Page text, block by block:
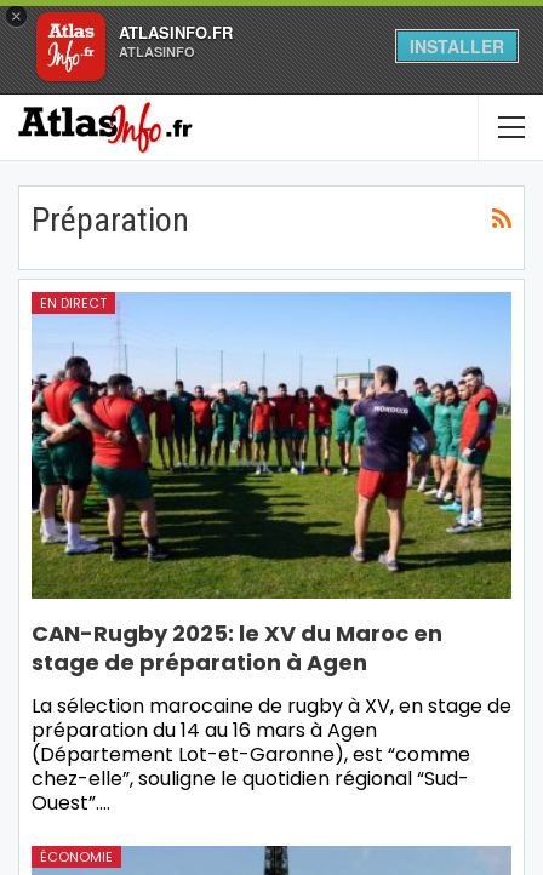
×
ATLASINFO.FR
ATLASINFO INSTALLER
Préparation
EN DIRECT
CAN-Rugby 2025: le XV du Maroc en
stage de préparation à Agen
La sélection marocaine de rugby à XV, en stage de
préparation du 14 au 16 mars à Agen
(Département Lot-et-Garonne), est “comme
chez-elle”, souligne le quotidien régional “Sud-
Ouest”.…
ÉCONOMIE